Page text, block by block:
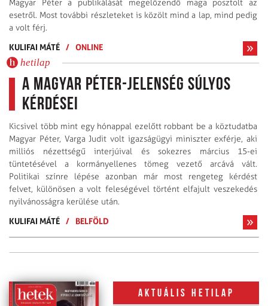
Magyar Péter a publikálását megelőzendő maga posztolt az
esetről. Most további részleteket is közölt mind a lap, mind pedig
a volt férj.
KULIFAI MÁTÉ / ONLINE
hetilap
A Magyar Péter-jelenség súlyos
kérdései
Kicsivel több mint egy hónappal ezelőtt robbant be a köztudatba
Magyar Péter, Varga Judit volt igazságügyi miniszter exférje, aki
milliós nézettségű interjúival és sokezres március 15-ei
tüntetésével a kormányellenes tömeg vezető arcává vált.
Politikai színre lépése azonban már most rengeteg kérdést
felvet, különösen a volt feleségével történt elfajult veszekedés
nyilvánosságra kerülése után.
KULIFAI MÁTÉ / BELFÖLD
Aktuális hetilap